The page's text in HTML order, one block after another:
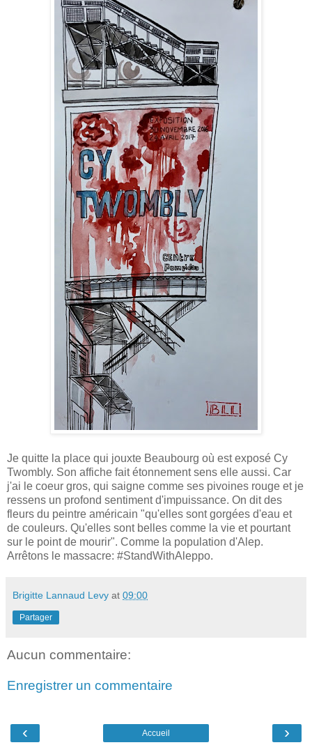
Je quitte la place qui jouxte Beaubourg où est exposé Cy
Twombly. Son affiche fait étonnement sens elle aussi. Car
j'ai le coeur gros, qui saigne comme ses pivoines rouge et je
ressens un profond sentiment d'impuissance. On dit des
fleurs du peintre américain "qu'elles sont gorgées d'eau et
de couleurs. Qu'elles sont belles comme la vie et pourtant
sur le point de mourir". Comme la population d'Alep.
Arrêtons le massacre: #StandWithAleppo.
Brigitte Lannaud Levy at 09:00
Partager
Aucun commentaire:
Enregistrer un commentaire
‹ ›
Accueil